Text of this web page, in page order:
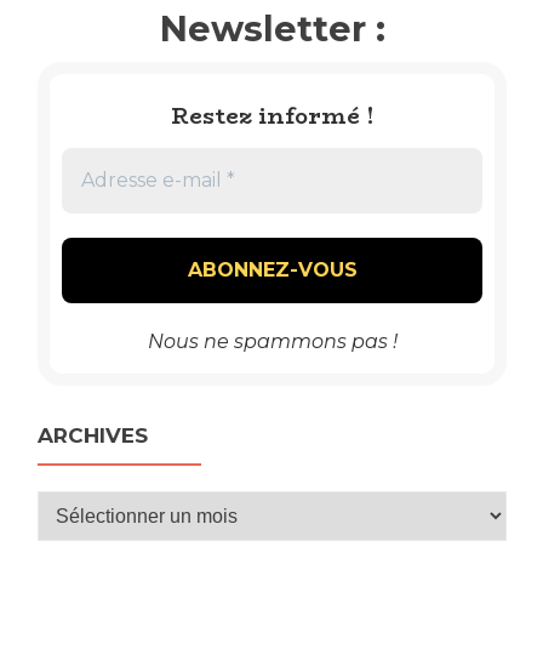
Newsletter :
Restez informé !
Nous ne spammons pas !
ARCHIVES
Archives